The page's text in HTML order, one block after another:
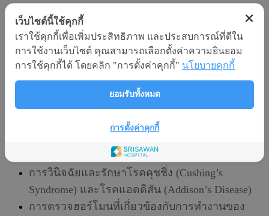
(Endocrine Disorders Diagnosis & Treatment)
โรคของต่อมไทรอยด์
การตรวจและรักษาภาวะไทรอยด์ทำงานเกินหรือ
ไทรอยด์ (Fine Needle Aspiration Biopsy)
โรคของต่อมหมวกไตและต่อมใต้สมอง
การวินิจฉัยและรักษาโรคคุชชิ่ง (Cushing’s
Syndrome) และโรคแอดดิสัน (Addison’s Disease)
การตรวจฮอร์โมนที่เกี่ยวข้องกับการทำงานของ
เว็บไซต์นี้ใช้คุกกี้
เราใช้คุกกี้เพื่อเพิ่มประสิทธิภาพ และประสบการณ์ที่ดีใน
การใช้งานเว็บไซต์ คุณสามารถเลือกตั้งค่าความยินยอม
การใช้คุกกี้ได้ โดยคลิก "การตั้งค่าคุกกี้" นโยบายคุกกี้
ยอมรับทั้งหมด
การตั้งค่าคุกกี้